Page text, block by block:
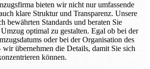
bieten wir nicht nur umfassende
klare Struktur und Transparenz. Unsere
bewährten Standards und beraten Sie
optimal zu gestalten. Egal ob bei der
oder bei der Organisation des
übernehmen die Details, damit Sie sich
können.